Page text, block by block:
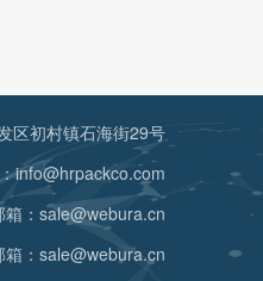
区初村镇石海街29号
info@hrpackco.com
箱：sale@webura.cn
箱：sale@webura.cn